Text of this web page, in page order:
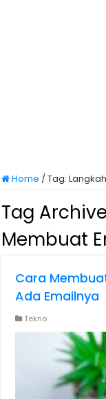
Home /Tag:
Tag
Membuat
Cara
Ada Emailnya
Tekno